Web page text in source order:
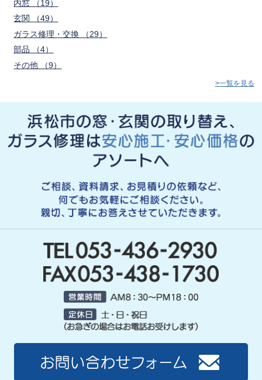
内窓 （19）
玄関 （49）
ガラス修理・交換 （29）
部品 （4）
その他 （9）
>一覧を見る